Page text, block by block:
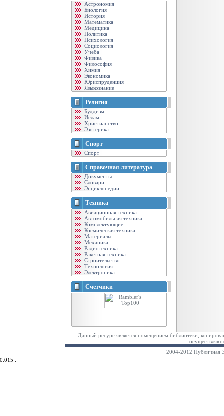
Астрономия
Биология
История
Математика
Медицина
Политика
Психология
Социология
Учеба
Физика
Философия
Химия
Экономика
Юриспруденция
Языкознание
Религия
Буддизм
Ислам
Христианство
Эзотерика
Спорт
Спорт
Справочная литература
Документы
Словари
Энциклопедии
Техника
Авиационная техника
Автомобильная техника
Комплектующие
Космическая техника
Материалы
Механика
Радиотехника
Ракетная техника
Строительство
Технология
Электроника
Счетчики
Данный ресурс является помещением библиотеки,
2004-2012 Публичная
0.015 .